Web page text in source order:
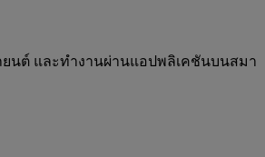
ยนต์ และทำงานผ่านแอปพลิเคชันบนสมา